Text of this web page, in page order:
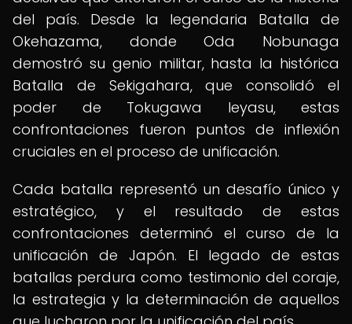
del país. Desde la legendaria Batalla de
Okehazama, donde Oda Nobunaga
demostró su genio militar, hasta la histórica
Batalla de Sekigahara, que consolidó el
poder de Tokugawa Ieyasu, estas
confrontaciones fueron puntos de inflexión
cruciales en el proceso de unificación.
Cada batalla representó un desafío único y
estratégico, y el resultado de estas
confrontaciones determinó el curso de la
unificación de Japón. El legado de estas
batallas perdura como testimonio del coraje,
la estrategia y la determinación de aquellos